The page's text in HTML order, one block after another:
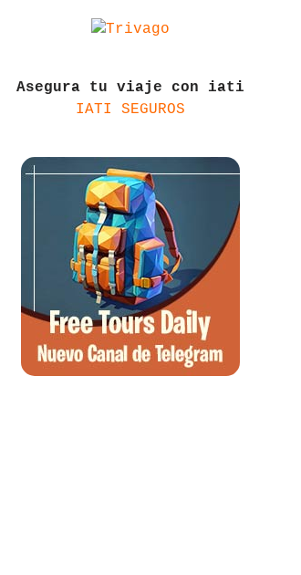
Asegura tu viaje con iati
IATI SEGUROS